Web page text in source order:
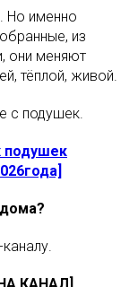
Но именно
из
они меняют
тёплой, живой.
с подушек.
подушек